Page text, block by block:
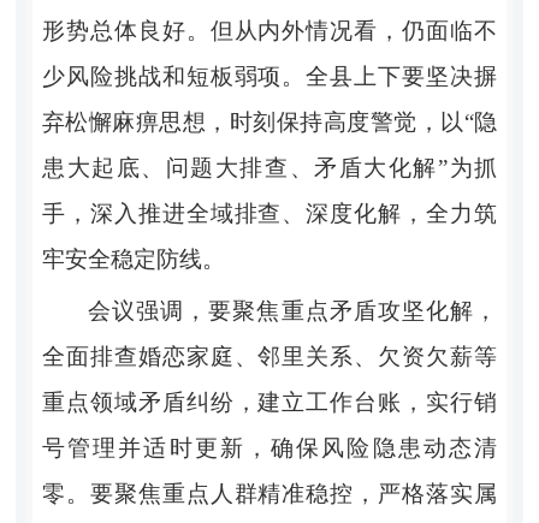
形势总体良好。但从内外情况看，仍面临不
少风险挑战和短板弱项。全县上下要坚决摒
弃松懈麻痹思想，时刻保持高度警觉，以“隐
患大起底、问题大排查、矛盾大化解”为抓
手，深入推进全域排查、深度化解，全力筑
牢安全稳定防线。
会议强调，要聚焦重点矛盾攻坚化解，
全面排查婚恋家庭、邻里关系、欠资欠薪等
重点领域矛盾纠纷，建立工作台账，实行销
号管理并适时更新，确保风险隐患动态清
零。要聚焦重点人群精准稳控，严格落实属